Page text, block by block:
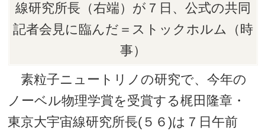
線研究所長（右端）が７日、公式の共同
記者会見に臨んだ＝ストックホルム（時
事）
素粒子ニュートリノの研究で、今年の
ノーベル物理学賞を受賞する梶田隆章・
東京大宇宙線研究所長(５６)は７日午前